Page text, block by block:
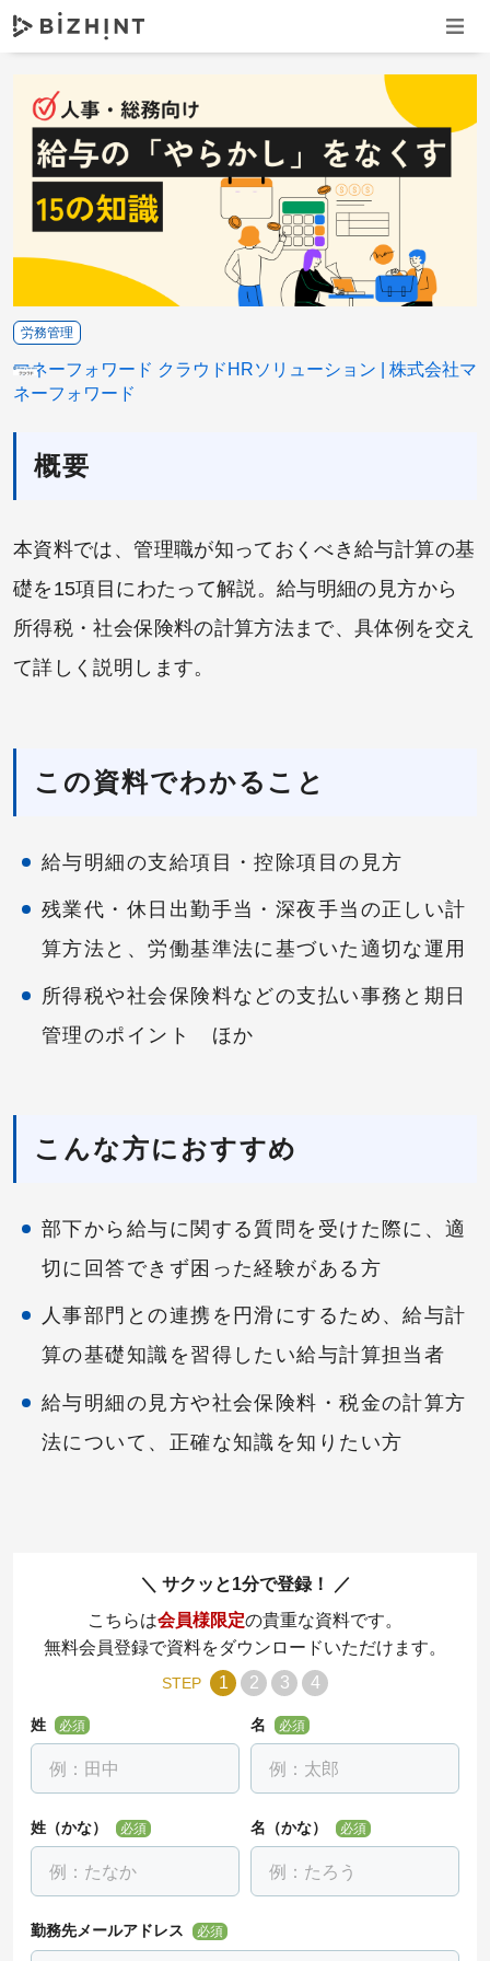
ナビ
概要
本資料では、管理職が知っておくべき給与計算の基
礎を15項目にわたって解説。給与明細の見方から
所得税・社会保険料の計算方法まで、具体例を交え
て詳しく説明します。
この資料でわかること
給与明細の支給項目・控除項目の見方
残業代・休日出勤手当・深夜手当の正しい計
算方法と、労働基準法に基づいた適切な運用
所得税や社会保険料などの支払い事務と期日
管理のポイント ほか
こんな方におすすめ
部下から給与に関する質問を受けた際に、適
切に回答できず困った経験がある方
人事部門との連携を円滑にするため、給与計
算の基礎知識を習得したい給与計算担当者
給与明細の見方や社会保険料・税金の計算方
法について、正確な知識を知りたい方
労務管理
マネーフォワード クラウドHRソリューション
株式会社マ
ネーフォワード
サクッと1分で登録！
こちらは会員様限定の貴重な資料です。
無料会員登録で資料をダウンロードいただけます。
STEP 1 2 3 4
姓 必須 名 必須
姓（かな） 必須 名（かな） 必須
勤務先メールアドレス 必須